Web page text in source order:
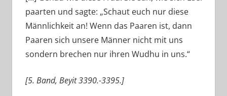
paarten und sagte: „Schaut euch nur diese
Männlichkeit an! Wenn das Paaren ist, dann
Paaren sich unsere Männer nicht mit uns
sondern brechen nur ihren Wudhu in uns.“
[5. Band, Beyit 3390.-3395.]